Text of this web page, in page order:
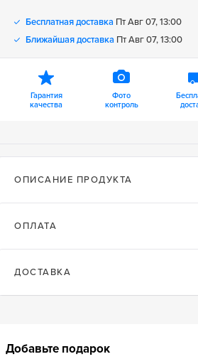
Бесплатная доставка Пт Авг 07, 13:00
Ближайшая доставка Пт Авг 07, 13:00
Гарантия
качества
Фото
контроль
ОПИСАНИЕ ПРОДУКТА
ОПЛАТА
ДОСТАВКА
Добавьте подарок